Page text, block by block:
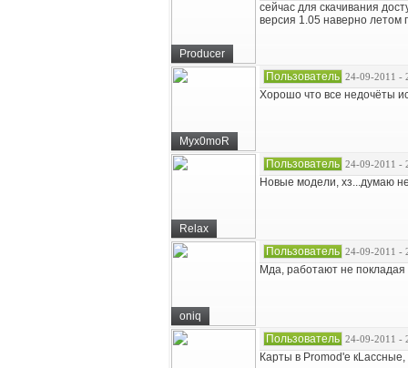
Producer
сейчас для скачивания
версия 1.05 наверно летом
Myx0moR
Пользователь 24-09-2011 -
Хорошо что все недочёты
Relax
Пользователь 24-09-2011 -
Новые модели, хз...думаю
oniq
Пользователь 24-09-2011 -
Мда, работают не покладая
Пользователь 24-09-2011 -
Карты в Promod'e